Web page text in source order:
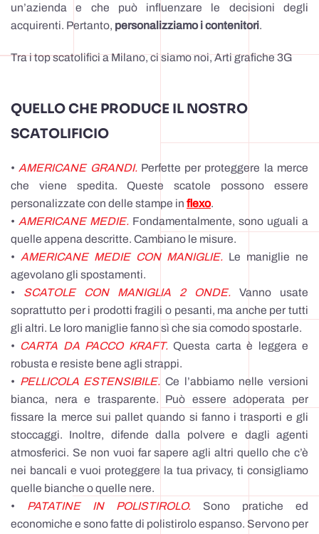
un’azienda e che può influenzare le decisioni degli
acquirenti. Pertanto, personalizziamo i contenitori.
Tra i top scatolifici a Milano, ci siamo noi, Arti grafiche 3G
QUELLO CHE PRODUCE IL NOSTRO
SCATOLIFICIO
• AMERICANE GRANDI.Perfette per proteggere la merce
che viene spedita. Queste scatole possono essere
personalizzate con delle stampe in flexo.
• AMERICANE MEDIE. Fondamentalmente, sono uguali a
quelle appena descritte. Cambiano le misure.
• AMERICANE MEDIE CON MANIGLIE. Le maniglie ne
agevolano gli spostamenti.
• SCATOLE CON MANIGLIA 2 ONDE. Vanno usate
soprattutto per i prodotti fragili o pesanti, ma anche per tutti
gli altri. Le loro maniglie fanno sì che sia comodo spostarle.
• CARTA DA PACCO KRAFT.Questa carta è leggera e
robusta e resiste bene agli strappi.
• PELLICOLA ESTENSIBILE. Ce l’abbiamo nelle versioni
bianca, nera e trasparente. Può essere adoperata per
fissare la merce sui pallet quando si fanno i trasporti e gli
stoccaggi. Inoltre, difende dalla polvere e dagli agenti
atmosferici. Se non vuoi far sapere agli altri quello che c’è
nei bancali e vuoi proteggere la tua privacy, ti consigliamo
quelle bianche o quelle nere.
• PATATINE IN POLISTIROLO. Sono pratiche ed
economiche e sono fatte di polistirolo espanso. Servono per